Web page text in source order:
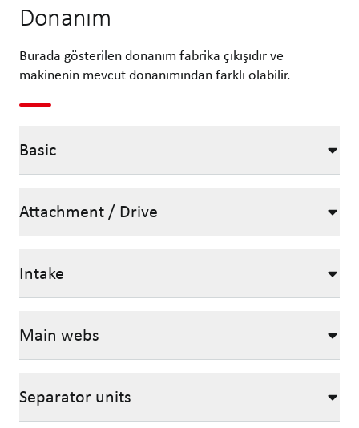
Donanım
Burada gösterilen donanım fabrika çıkışıdır ve
makinenin mevcut donanımından farklı olabilir.
Basic
Attachment / Drive
Intake
Main webs
Separator units